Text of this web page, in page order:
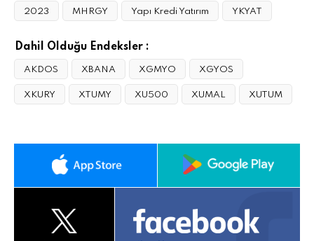
2023 MHRGY Yapı Kredi Yatırım YKYAT
Dahil Olduğu Endeksler :
AKDOS XBANA XGMYO XGYOS
XKURY XTUMY XU500 XUMAL XUTUM